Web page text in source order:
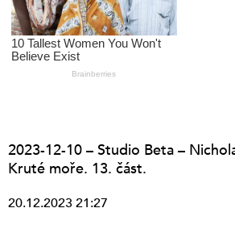
2023-12-10 – Studio Beta –
Kruté moře. 13. část.
20.12.2023 21:27